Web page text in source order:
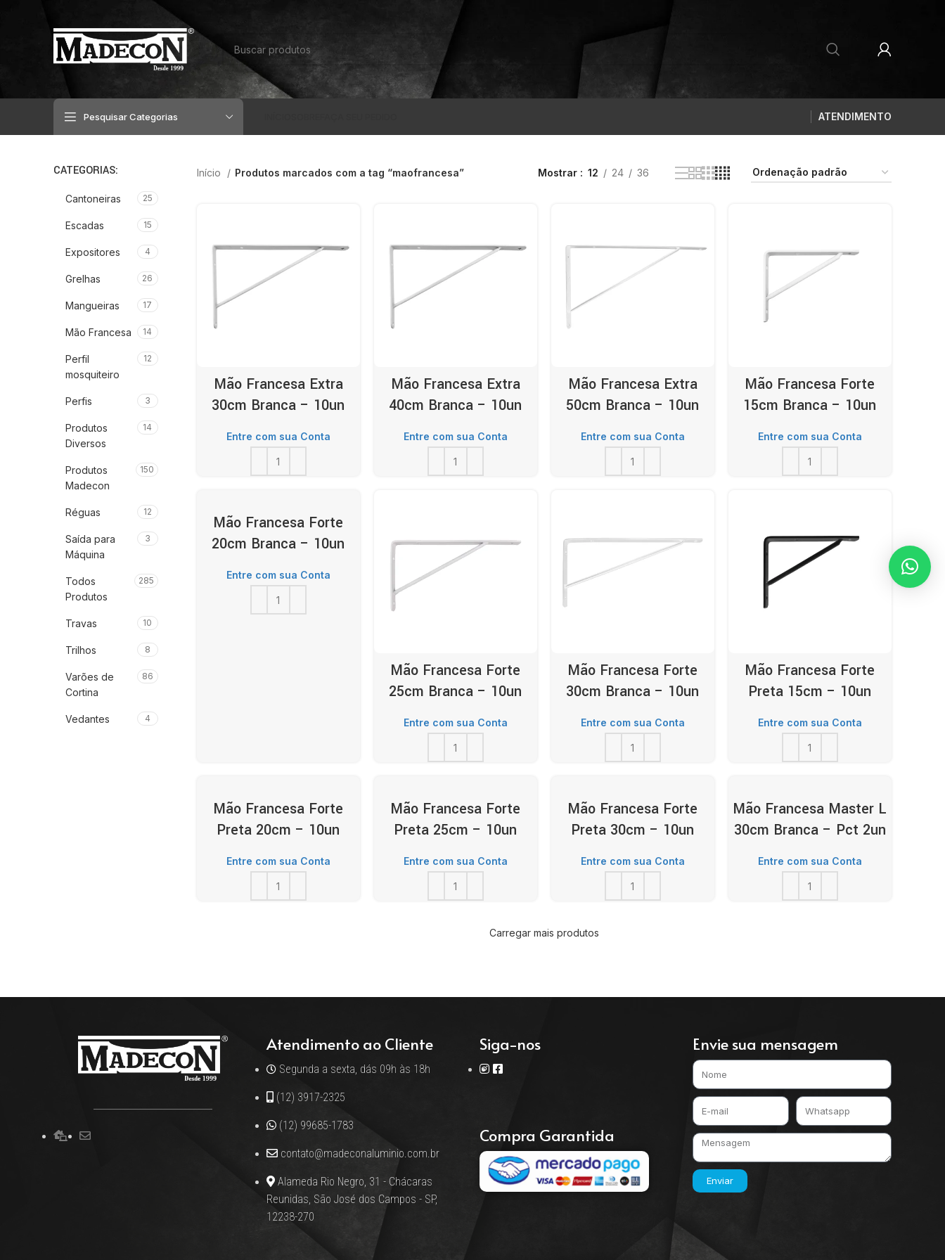
Pesquisar Categorias ATENDIMENTO
CATEGORIAS:
Cantoneiras 25
Escadas 15
Expositores 4
Grelhas 26
Mangueiras 17
Mão Francesa 14
Perfil
mosquiteiro
12
Perfis 3
Produtos
Diversos
14
Produtos
Madecon
150
Réguas 12
Saída para
Máquina
3
Todos
Produtos
285
Travas 10
Trilhos 8
Varões de
Cortina
86
Vedantes 4
Início Produtos marcados com a tag “maofrancesa” Mostrar 12 24 36
Mão Francesa Extra
30cm Branca – 10un
Entre com sua Conta
Mão Francesa Extra
40cm Branca – 10un
Entre com sua Conta
Mão Francesa Extra
50cm Branca – 10un
Entre com sua Conta
Mão Francesa Forte
15cm Branca – 10un
Entre com sua Conta
Mão Francesa Forte
20cm Branca – 10un
Entre com sua Conta
Mão Francesa Forte
25cm Branca – 10un
Entre com sua Conta
Mão Francesa Forte
30cm Branca – 10un
Entre com sua Conta
Mão Francesa Forte
Preta 15cm – 10un
Entre com sua Conta
Mão Francesa Forte
Preta 20cm – 10un
Entre com sua Conta
Mão Francesa Forte
Preta 25cm – 10un
Entre com sua Conta
Mão Francesa Forte
Preta 30cm – 10un
Entre com sua Conta
Mão Francesa Master L
30cm Branca – Pct 2un
Entre com sua Conta
Carregar mais produtos
Atendimento ao Cliente
Segunda a sexta, dás 09h às 18h
(12) 3917-2325
(12) 99685-1783
contato@madeconaluminio.com.br
Alameda Rio Negro, 31 - Chácaras
Reunidas, São José dos Campos - SP,
12238-270
Siga-nos
Compra Garantida
Envie sua mensagem
Enviar